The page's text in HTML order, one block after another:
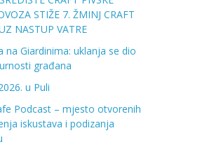
STIŽE 7. ŽMINJ CRAFT
NASTUP VATRE
na Giardinima: uklanja se dio
građana
u Puli
Podcast – mjesto otvorenih
iskustava i podizanja